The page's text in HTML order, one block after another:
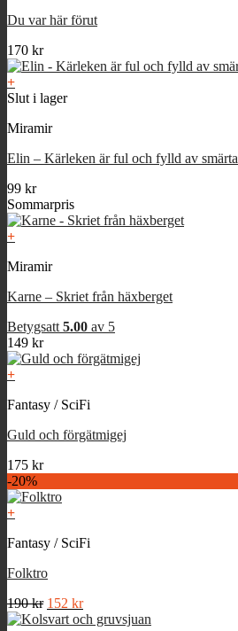
Du var här förut
170 kr
+
Slut i lager
Miramir
Elin – Kärleken är ful och fylld av smärta
99 kr
Sommarpris
+
Miramir
Karne – Skriet från häxberget
Betygsatt 5.00 av 5
149 kr
+
Fantasy / SciFi
Guld och förgätmigej
175 kr
-20%
+
Fantasy / SciFi
Folktro
190kr Det
ursprungliga
152 krDet
nuvarande